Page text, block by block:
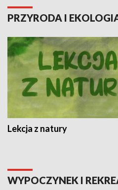
PRZYRODA I
Lekcja z natury
WYPOCZYNEK I